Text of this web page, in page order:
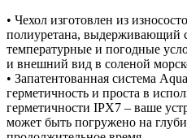
• Чехол изготовлен из
полиуретана, выдерживающий
температурные и погодные
и внешний вид в соленой
• Запатентованная система
герметичность и проста в
герметичности IPX7 – ваше
может быть погружено на